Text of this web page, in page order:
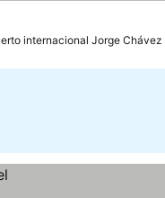
internacional Jorge Chávez